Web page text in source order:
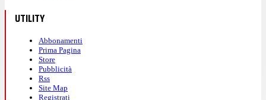
UTILITY
Abbonamenti
Prima Pagina
Store
Pubblicità
Rss
Site Map
Registrati